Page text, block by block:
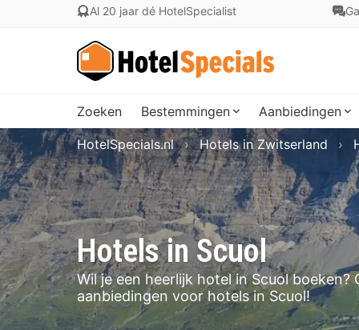
Al 20 jaar dé HotelSpecialist
Zoeken Bestemmingen Aanbiedingen
Hotels in Scuol
Wil je een heerlijk hotel in Scuol
aanbiedingen voor hotels in Scuol!
HotelSpecials.nl Hotels in Zwitserland